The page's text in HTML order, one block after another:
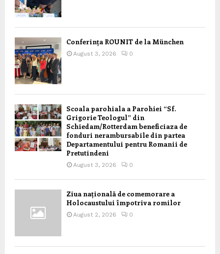
Conferința ROUNIT de la München
August 3, 2026 0
Scoala parohiala a Parohiei “Sf.
Grigorie Teologul” din
Schiedam/Rotterdam beneficiaza de
fonduri nerambursabile din partea
Departamentului pentru Romanii de
Pretutindeni
August 3, 2026 0
Ziua națională de comemorare a
Holocaustului împotriva romilor
August 2, 2026 0